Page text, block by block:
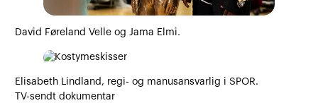
David Føreland Velle og Jama Elmi.
Elisabeth Lindland, regi- og manusansvarlig i SPOR.
TV-sendt dokumentar